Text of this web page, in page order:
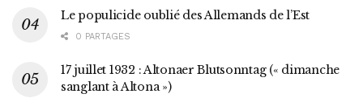
Le populicide oublié des Allemands de l’Est
0 PARTAGES
17 juillet 1932 : Altonaer Blutsonntag (« dimanche
sanglant à Altona »)